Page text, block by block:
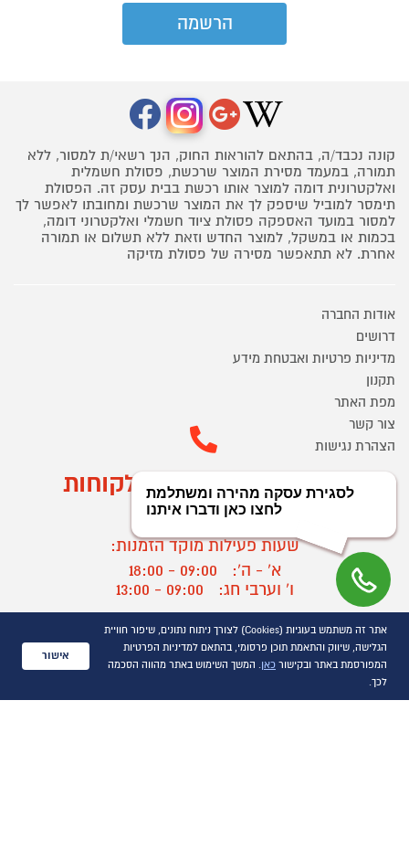
קונה נכבד/ה, בהתאם להוראות החוק, הנך רשאי/ת למסור, ללא
תמורה, במעמד מסירת המוצר שרכשת, פסולת חשמלית
ואלקטרונית דומה למוצר אותו רכשת בבית עסק זה. הפסולת
תימסר למוביל שיספק לך את המוצר שרכשת ומחובתו לאפשר לך
למסור במועד האספקה פסולת ציוד חשמלי ואלקטרוני דומה,
בכמות או במשקל, למוצר החדש וזאת ללא תשלום או תמורה
אחרת. לא תתאפשר מסירה של פסולת מזיקה
אודות החברה
דרושים
מדיניות פרטיות ואבטחת מידע
תקנון
מפת האתר
צור קשר
הצהרת נגישות
מוקד הזמנות ושירות לקוחות
03-9545370
שעות פעילות מוקד הזמנות:
א' - ה':
09:00 - 18:00
ו' וערבי חג:
09:00 - 13:00
שעות פעילות מוקד שירות לקוחות:
א' - ד':
09:00 - 16:30
ה :
09:00 - 16:00
אתר זה משתמש בעוגיות (Cookies) לצורך ניתוח נתונים, שיפור חוויית
הגלישה, שיווק והתאמת תוכן פרסומי, בהתאם למדיניות הפרטיות
המפורסמת באתר ובקישור כאן. המשך השימוש באתר מהווה הסכמה
לכך.
אישור